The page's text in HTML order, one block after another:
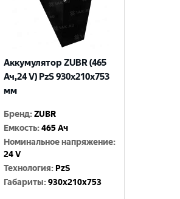
Аккумулятор ZUBR (465
Ач,24 V) PzS 930х210х753
мм
Бренд:ZUBR
Емкость:465 Ач
Номинальное напряжение:
24 V
Технология: PzS
Габариты:930х210х753